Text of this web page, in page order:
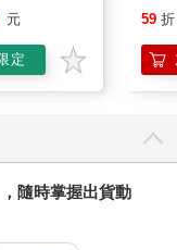
元
定
450
59 折
隨時掌握出貨動